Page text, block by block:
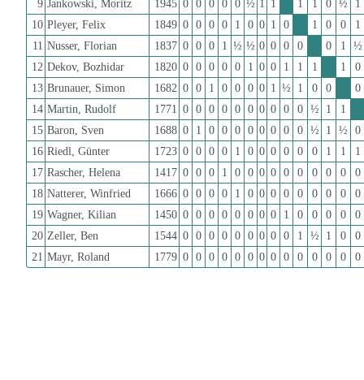
9 Jankowski, Moritz 1945 0 0 0 0 0 ½ 1 1 1 1 0 ½
1
10 Pleyer, Felix 1849 0 0 0 0 1 0 0 1 0 1 0 0
1
11 Nusser, Florian 1837 0 0 0 1 ½ ½ 0 0 0 0 0 1
½
12 Dekov, Bozhidar 1820 0 0 0 0 0 1 0 0 1 1 1 1
0
13 Brunauer, Simon 1682 0 0 1 0 0 0 0 1 ½ 1 0 0
0
14 Martin, Rudolf 1771 0 0 0 0 0 0 0 0 0 0 ½ 1
1
15 Baron, Sven 1688 0 1 0 0 0 0 0 0 0 0 ½ 1 ½
0
16 Riedl, Günter 1723 0 0 0 0 1 0 0 0 0 0 0 1 1
1
17 Rascher, Helena 1417 0 0 0 1 0 0 0 0 0 0 0 0 0
0
18 Natterer, Winfried 1666 0 0 0 0 1 0 0 0 0 0 0 0 0
0
19 Wagner, Kilian 1450 0 0 0 0 0 0 0 0 1 0 0 0 0
0
20 Zeller, Ben 1544 0 0 0 0 0 0 0 0 0 1 ½ 1 0
0
21 Mayr, Roland 1779 0 0 0 0 0 0 0 0 0 0 0 0 0 0